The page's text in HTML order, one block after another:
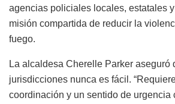
agencias policiales locales, estatales
misión compartida de reducir la
fuego.
La alcaldesa Cherelle Parker aseguró
jurisdicciones nunca es fácil.
coordinación y un sentido de urgencia